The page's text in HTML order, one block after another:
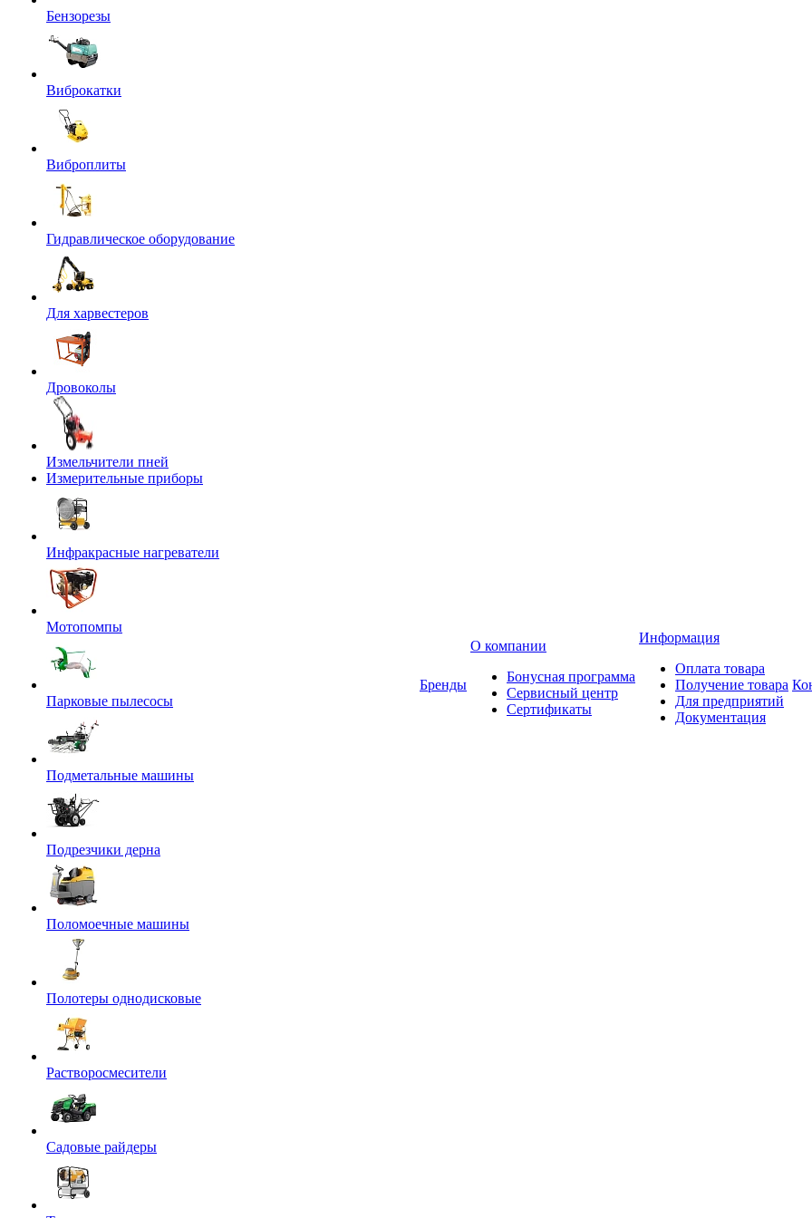
Бензорезы
Виброкатки
Виброплиты
Гидравлическое оборудование
Для харвестеров
Дровоколы
Измельчители пней
Измерительные приборы
Инфракрасные нагреватели
Мотопомпы
Парковые пылесосы
Подметальные машины
Подрезчики дерна
Поломоечные машины
Полотеры однодисковые
Растворосмесители
Садовые райдеры
Бренды
О компании
Бонусная программа
Сервисный центр
Сертификаты
Информация
Оплата товара
Получение товара
Для предприятий
Документация